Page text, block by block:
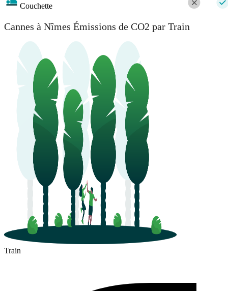
Couchette
Cannes à Nîmes Émissions de CO2 par Train
Train